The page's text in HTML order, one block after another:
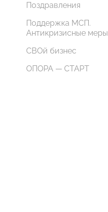
Поздравления
Поддержка МСП.
Антикризисные меры
СВОй бизнес
ОПОРА — СТАРТ